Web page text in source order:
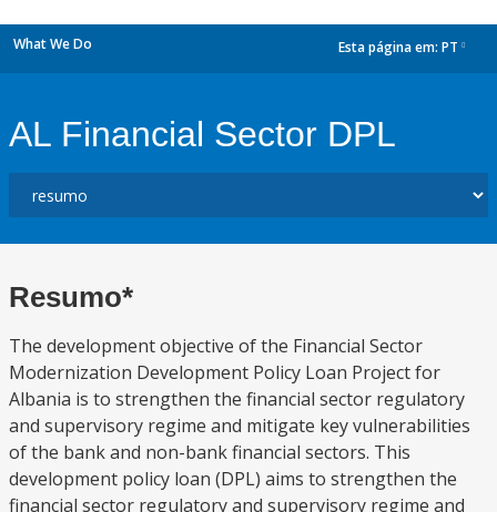
What We Do Esta página em: PT
AL Financial Sector DPL
Resumo*
The development objective of the Financial Sector
Modernization Development Policy Loan Project for
Albania is to strengthen the financial sector regulatory
and supervisory regime and mitigate key vulnerabilities
of the bank and non-bank financial sectors. This
development policy loan (DPL) aims to strengthen the
financial sector regulatory and supervisory regime and